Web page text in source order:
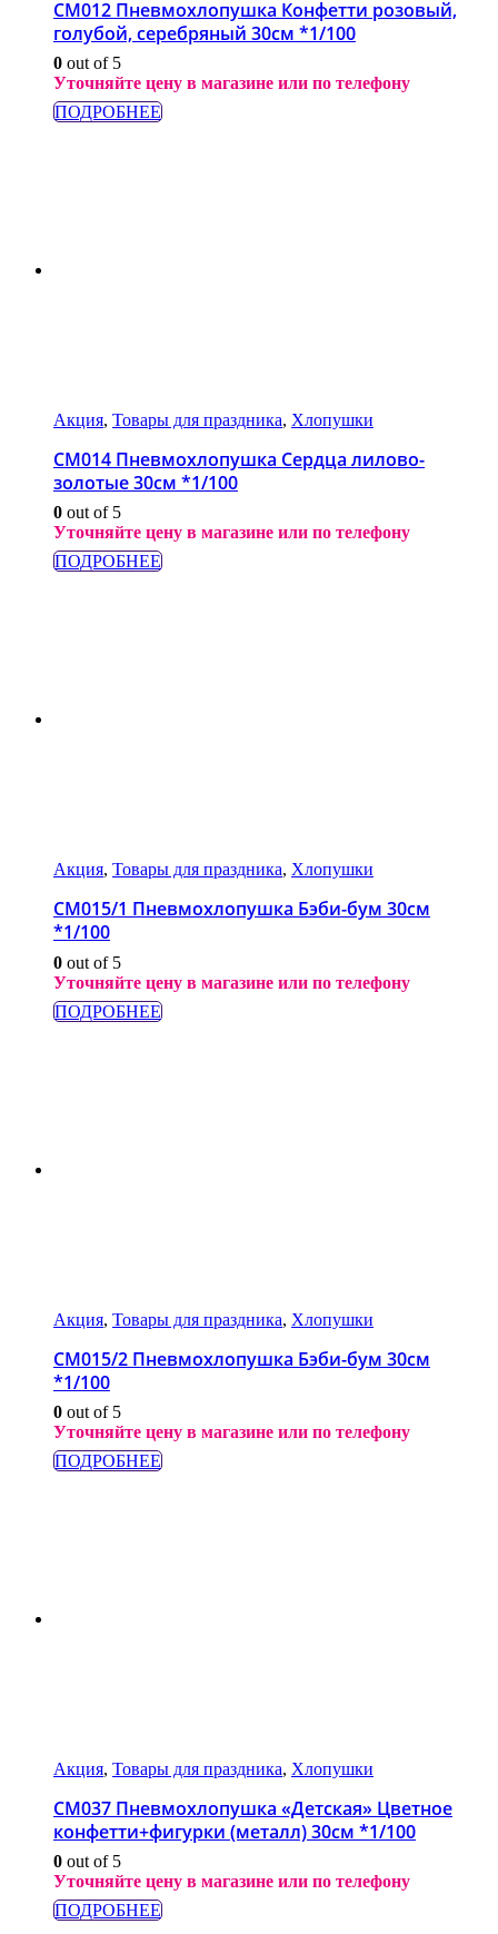
СМ012 Пневмохлопушка Конфетти розовый,
голубой, серебряный 30см *1/100
0 out of 5
Уточняйте цену в магазине или по телефону
ПОДРОБНЕЕ
Акция, Товары для праздника, Хлопушки
СМ014 Пневмохлопушка Сердца лилово-
золотые 30см *1/100
0 out of 5
Уточняйте цену в магазине или по телефону
ПОДРОБНЕЕ
Акция, Товары для праздника, Хлопушки
СМ015/1 Пневмохлопушка Бэби-бум 30см
*1/100
0 out of 5
Уточняйте цену в магазине или по телефону
ПОДРОБНЕЕ
Акция, Товары для праздника, Хлопушки
СМ015/2 Пневмохлопушка Бэби-бум 30см
*1/100
0 out of 5
Уточняйте цену в магазине или по телефону
ПОДРОБНЕЕ
Акция, Товары для праздника, Хлопушки
СМ037 Пневмохлопушка «Детская» Цветное
конфетти+фигурки (металл) 30см *1/100
0 out of 5
Уточняйте цену в магазине или по телефону
ПОДРОБНЕЕ